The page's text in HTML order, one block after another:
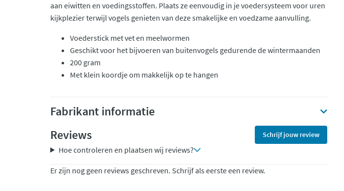
aan eiwitten en voedingsstoffen. Plaats ze eenvoudig in je voedersysteem voor uren
kijkplezier terwijl vogels genieten van deze smakelijke en voedzame aanvulling.
Voederstick met vet en meelwormen
Geschikt voor het bijvoeren van buitenvogels gedurende de wintermaanden
200 gram
Met klein koordje om makkelijk op te hangen
Fabrikant informatie
Reviews
Schrijf jouw review
Hoe controleren en plaatsen wij reviews?
Er zijn nog geen reviews geschreven. Schrijf als eerste een review.